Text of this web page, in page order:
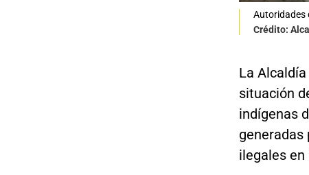
Autoridades
Crédito:
La Alcaldía
situación
indígenas
generadas
ilegales en